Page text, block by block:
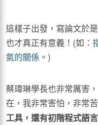
這樣子出發，寫論文於
也才真正有意義！(如：
氣的關係 。)
蔡瑋琳學長也非常厲害
在，我非常害怕，非常
工具，還有初階程式語